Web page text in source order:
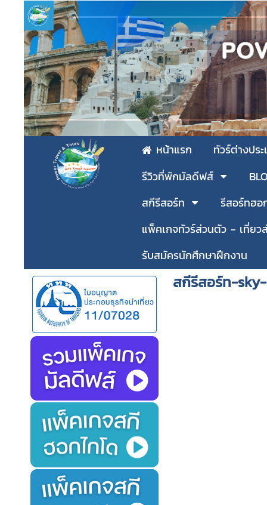
หน้าแรก
ทัวร์ต่างปร
รีวิวที่พักมัลดีฟส์
สกีรีสอร์ท
รีสอร์ทฮอ
แพ็คเกจทัวร์ส่วนตัว - เที่ยว
รับสมัครนักศึกษาฝึกงาน
สกีรีสอร์ท-